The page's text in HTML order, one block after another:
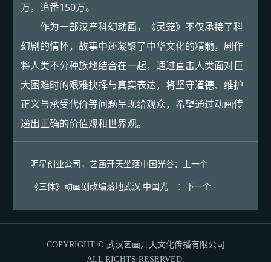
万，追番150万。
作为一部汉产科幻动画，《灵笼》不仅承接了科
幻剧的情怀，故事中还凝聚了中华文化的精髓，剧作
将人类不分种族地结合在一起，通过直击人类面对巨
大困难时的艰难抉择与真实表达，将坚守道德、维护
正义与承受代价等问题呈现给观众，希望通过动画传
递出正确的价值观和世界观。
明星创业公司，艺画开天坐落中国光谷： 上一个
： 下一个
COPYRIGHT © 武汉艺画开天文化传播有限公司
ALL RIGHTS RESERVED.